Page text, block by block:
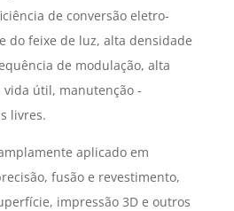
de conversão eletro-
do feixe de luz, alta densidade
de modulação, alta
útil, manutenção -
livres.
aplicado em
fusão e revestimento,
impressão 3D e outros